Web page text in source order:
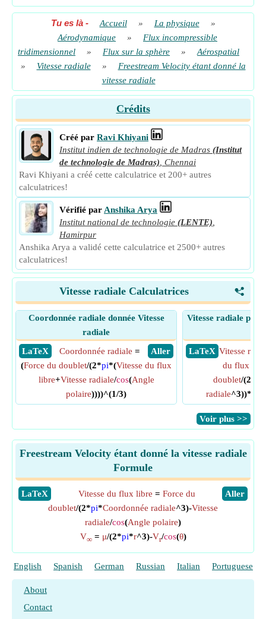
Tu es là- Accueil » La physique
»
Aérodynamique
»
Flux incompressible
tridimensionnel
» Flux sur la sphère »
Aérospatial
»
Vitesse radiale »
Freestream Velocity étant donné la
vitesse radiale
Crédits
Créé par Ravi Khiyani
Institut indien de technologie de Madras (Institut
de technologie de Madras) Chennai
Ravi Khiyani a créé cette calculatrice et 200+ autres
calculatrices!
Vérifié par Anshika Arya
Institut national de technologie (LENTE)
Hamirpur
Anshika Arya a validé cette calculatrice et 2500+ autres
calculatrices!
<
Vitesse radiale Calculatrices
Coordonnée radiale donnée Vitesse
radiale
​ LaTeX
​ Aller
Coordonnée radiale =
(Force du doublet/(2*pi*(Vitesse du flux
libre+Vitesse radiale/cos(Angle
polaire))))^(1/3)
Vitesse radiale
​ LaTeX Vitesse
du flux
doublet/(2*
radiale^3))*
​Voir plus >>
Freestream Velocity étant donné la vitesse radiale
Formule
​LaTeX ​Aller
Vitesse du flux libre = Force du
doublet/(2*pi*Coordonnée radiale^3)-Vitesse
radiale/cos(Angle polaire)
V∞ = μ/(2*pi*r^3)-Vr/cos(θ)
English Spanish German Russian Italian Portuguese
About
Contact